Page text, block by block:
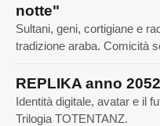
notte"
Sultani, geni, cortigiane e
tradizione araba. Comicità
REPLIKA anno 2052
Identità digitale, avatar e il
Trilogia TOTENTANZ.